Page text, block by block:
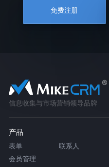
免费注册
信息收集与市场营销领导品牌
产品
表单 联系人
会员管理